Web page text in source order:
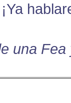
una Fea